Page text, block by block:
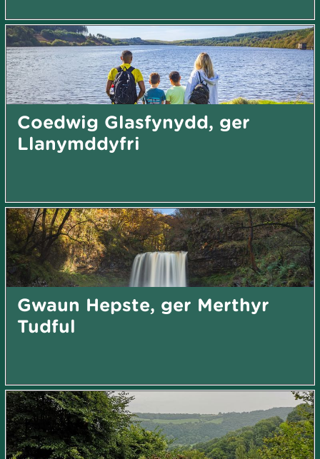
Coedwig Glasfynydd, ger
Llanymddyfri
Gwaun Hepste, ger Merthyr
Tudful